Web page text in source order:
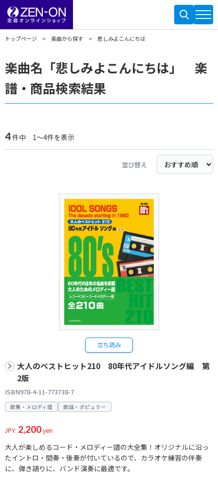
トップページ 楽曲から探す 悲しみよこんにちは
楽曲名「悲しみよこんにちは」 楽
譜・商品検索結果
4件中 1～4件を表示
並び替え
立ち読み
大人のベストヒット210 80年代アイドルソング編 第
2版
ISBN978-4-11-773738-7
歌集・メロディ譜 歌謡・ポピュラー
JPY: 2,200yen
大人が楽しめるコード・メロディー譜の大全集！オリジナルに沿っ
たイントロ・間奏・後奏が付いているので、カラオケ練習の伴奏
に、弾き語りに、バンド演奏に最適です。